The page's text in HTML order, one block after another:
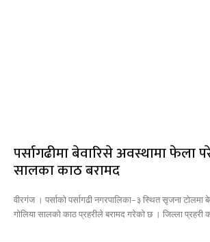
पर्सागढीमा बेवारिसे अवस्थामा फेला
सालका काठ बरामद
वीरगंज । पर्साको पर्सागढी नगरपालिका–३ स्थित सृजना टोलमा
गोलिया सालको काठ प्रहरीले बरामद गरेको छ । जिल्ला प्रहरी